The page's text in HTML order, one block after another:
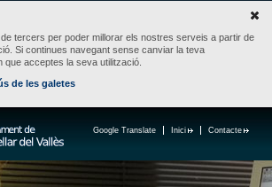
tercers per poder millorar els nostres serveis a partir de
Si continues navegant sense canviar la teva
acceptes la seva utilització.
de les galetes
Contacte
Inici
Google Translate